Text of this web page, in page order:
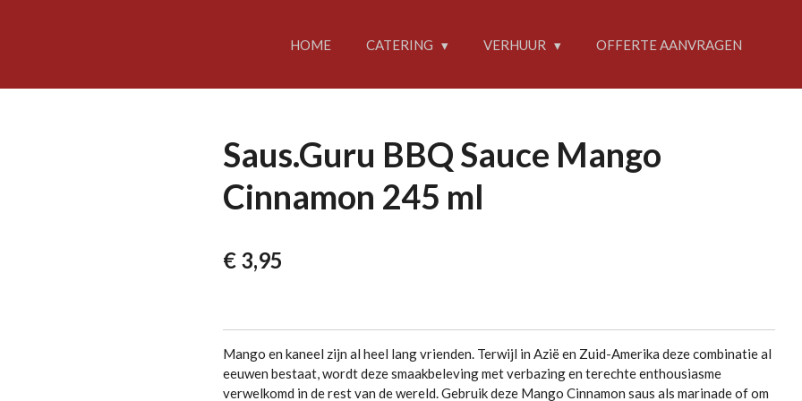
HOME CATERING VERHUUR OFFERTE AANVRAGEN
Saus.Guru BBQ Sauce Mango
Cinnamon 245 ml
€ 3,95
Mango en kaneel zijn al heel lang vrienden. Terwijl in Azië en Zuid-Amerika deze combinatie al
eeuwen bestaat, wordt deze smaakbeleving met verbazing en terechte enthousiasme
verwelkomd in de rest van de wereld. Gebruik deze Mango Cinnamon saus als marinade of om